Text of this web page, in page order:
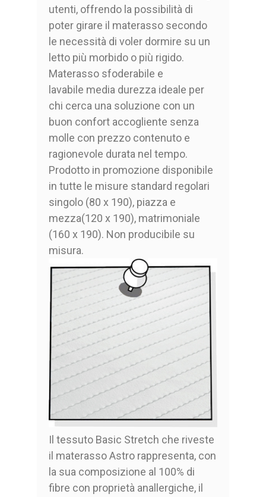
utenti, offrendo la possibilità di
poter girare il materasso secondo
le necessità di voler dormire su un
letto più morbido o più rigido.
Materasso sfoderabile e
lavabile media durezza ideale per
chi cerca una soluzione con un
buon confort accogliente senza
molle con prezzo contenuto e
ragionevole durata nel tempo.
Prodotto in promozione disponibile
in tutte le misure standard regolari
singolo (80 x 190), piazza e
mezza(120 x 190), matrimoniale
(160 x 190). Non producibile su
misura.
Il tessuto Basic Stretch che riveste
il materasso Astro rappresenta, con
la sua composizione al 100% di
fibre con proprietà anallergiche, il